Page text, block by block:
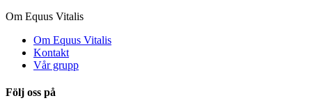
Om Equus Vitalis
Om Equus Vitalis
Kontakt
Vår grupp
Följ oss på